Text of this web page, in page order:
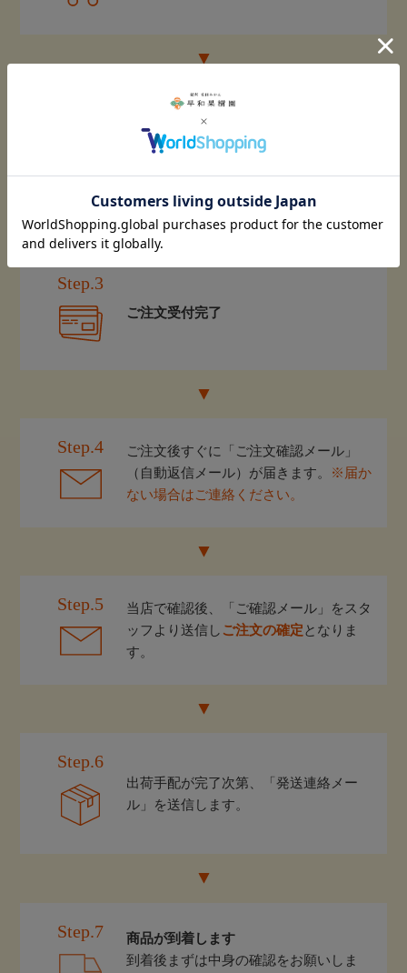
注文画面に進み、ご購入手続きに進む
（お届け日やのし等はこちらで指定）
Step.3
ご注文受付完了
Step.4
ご注文後すぐに「ご注文確認メール」
（自動返信メール）が届きます。
※届か
ない場合はご連絡ください。
Step.5
当店で確認後、「ご確認メール」をスタ
ッフより送信し ご注文の確定となりま
す。
Step.6
出荷手配が完了次第、「発送連絡メー
ル」を送信します。
Step.7
商品が到着します
到着後まずは中身の確認をお願いしま